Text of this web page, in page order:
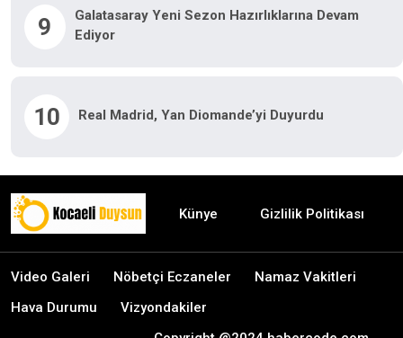
9
Galatasaray Yeni Sezon Hazırlıklarına Devam
Ediyor
10 Real Madrid, Yan Diomande’yi Duyurdu
Künye Gizlilik Politikası
Video Galeri Nöbetçi Eczaneler
Namaz Vakitleri
Hava Durumu
Vizyondakiler